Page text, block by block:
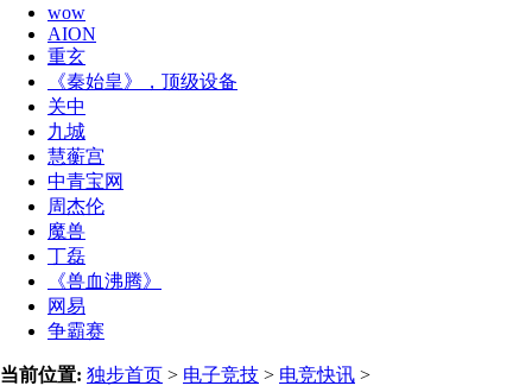
wow
AION
重玄
《秦始皇》，顶级设备
关中
九城
慧蘅宫
中青宝网
周杰伦
魔兽
丁磊
《兽血沸腾》
网易
争霸赛
当前位置: 独步首页 > 电子竞技 > 电竞快讯 >